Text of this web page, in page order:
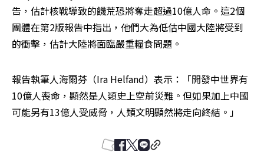
告，估計核戰導致的饑荒恐將奪走超過10億人命。這2個
團體在第2版報告中指出，他們大為低估中國大陸將受到
的衝擊，估計大陸將面臨嚴重糧食問題。
報告執筆人海爾芬（Ira Helfand）表示：「開發中世界有
10億人喪命，顯然是人類史上空前災難。但如果加上中國
可能另有13億人受威脅，人類文明顯然將走向終結。」